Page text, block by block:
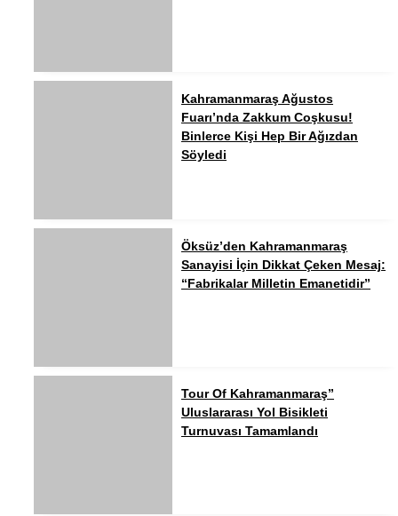
Kahramanmaraş Ağustos
Fuarı’nda Zakkum Coşkusu!
Binlerce Kişi Hep Bir Ağızdan
Söyledi
Öksüz’den Kahramanmaraş
Sanayisi İçin Dikkat Çeken Mesaj:
“Fabrikalar Milletin Emanetidir”
Tour Of Kahramanmaraş”
Uluslararası Yol Bisikleti
Turnuvası Tamamlandı